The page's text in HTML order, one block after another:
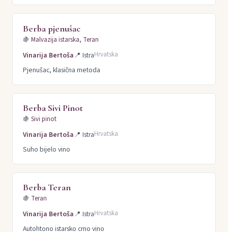
Berba pjenušac
🍇 Malvazija istarska, Teran
Vinarija Bertoša📍 IstraHrvatska
Pjenušac, klasična metoda
Berba Sivi Pinot
🍇 Sivi pinot
Vinarija Bertoša📍 IstraHrvatska
Suho bijelo vino
Berba Teran
🍇 Teran
Vinarija Bertoša📍 IstraHrvatska
Autohtono istarsko crno vino